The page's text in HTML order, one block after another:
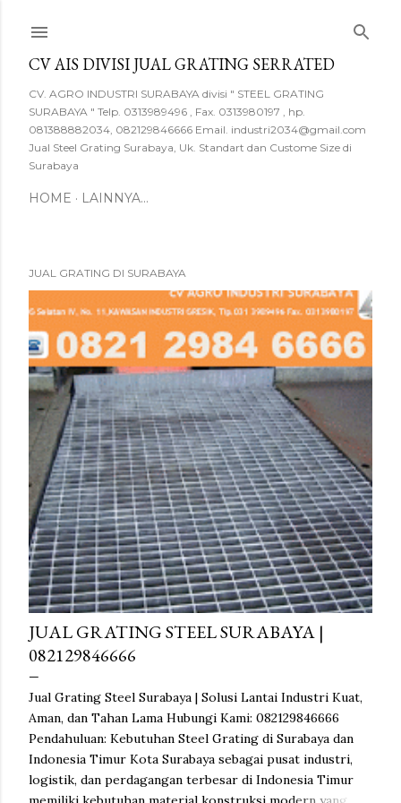
CV AIS DIVISI JUAL GRATING SERRATED
CV. AGRO INDUSTRI SURABAYA divisi " STEEL GRATING
SURABAYA " Telp. 0313989496 , Fax. 0313980197 , hp.
081388882034, 082129846666 Email. industri2034@gmail.com
Jual Steel Grating Surabaya, Uk. Standart dan Custome Size di
Surabaya
HOME LAINNYA…
JUAL GRATING DI SURABAYA
JUAL GRATING STEEL SURABAYA |
082129846666
Jual Grating Steel Surabaya | Solusi Lantai Industri Kuat,
Aman, dan Tahan Lama Hubungi Kami: 082129846666
Pendahuluan: Kebutuhan Steel Grating di Surabaya dan
Indonesia Timur Kota Surabaya sebagai pusat industri,
logistik, dan perdagangan terbesar di Indonesia Timur